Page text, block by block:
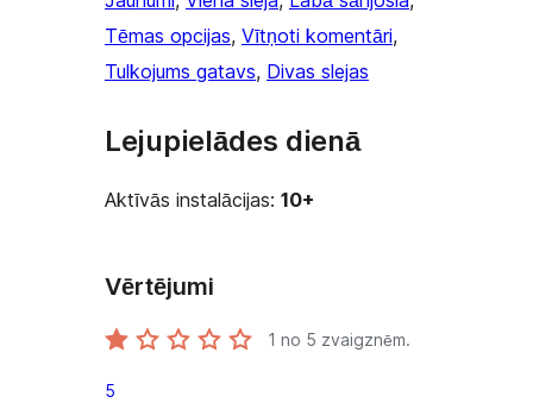
Tēmas opcijas, Vītņoti komentāri
Tulkojums gatavs, Divas slejas
Lejupielādes dienā
Aktīvās instalācijas: 10+
Vērtējumi
1 no 5 zvaigznēm.
5